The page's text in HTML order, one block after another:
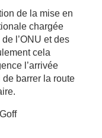
de la mise en
chargée
l’ONU et des
cela
l’arrivée
barrer la route